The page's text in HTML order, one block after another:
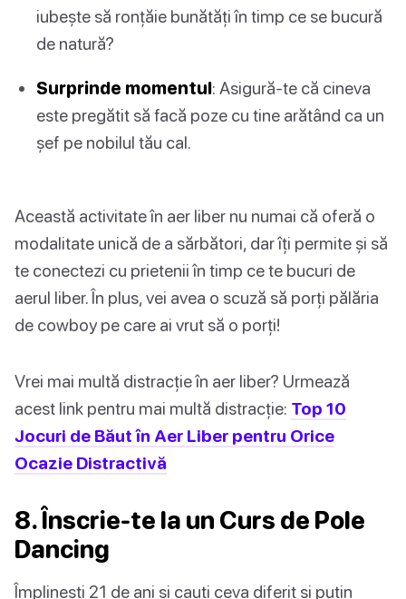
iubește să ronțăie bunătăți în timp ce se bucură
de natură?
Surprinde momentul: Asigură-te că cineva
este pregătit să facă poze cu tine arătând ca un
șef pe nobilul tău cal.
Această activitate în aer liber nu numai că oferă o
modalitate unică de a sărbători, dar îți permite și să
te conectezi cu prietenii în timp ce te bucuri de
aerul liber. În plus, vei avea o scuză să porți pălăria
de cowboy pe care ai vrut să o porți!
Vrei mai multă distracție în aer liber? Urmează
acest link pentru mai multă distracție: Top 10
Jocuri de Băut în Aer Liber pentru Orice
Ocazie Distractivă
8. Înscrie-te la un Curs de Pole
Dancing
Împlinești 21 de ani și cauți ceva diferit și puțin